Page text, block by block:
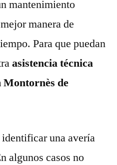
mantenimiento
manera de
Para que puedan
asistencia técnica
Montornès de
una avería
algunos casos no